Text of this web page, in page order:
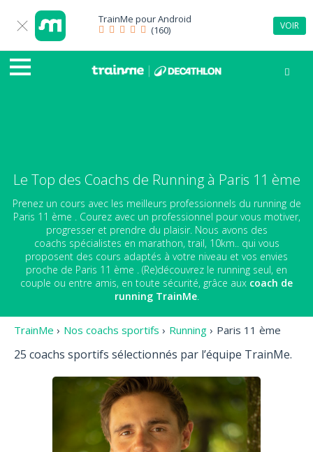
TrainMe pourAndroid
(160)
VOIR
Le Top des Coachs de Running à Paris 11 ème
Prenez un cours avec les meilleurs professionnels du running de
Paris 11 ème . Courez avec un professionnel pour vous motiver,
progresser et prendre du plaisir. Nous avons des
coachs spécialistes en marathon, trail, 10km.. qui vous
proposent des cours adaptés à votre niveau et vos envies
proche de Paris 11 ème . (Re)découvrez le running seul, en
couple ou entre amis, en toute sécurité, grâce aux coach de
running TrainMe.
TrainMe › Nos coachs sportifs › Running › Paris 11 ème
25 coachs sportifs sélectionnés par l’équipe TrainMe.